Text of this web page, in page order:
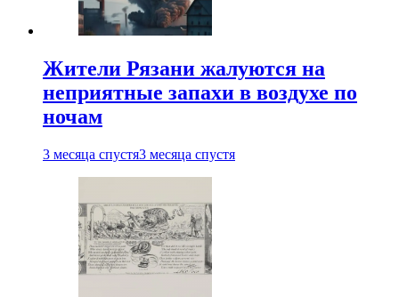
Жители Рязани жалуются на
неприятные запахи в воздухе по
ночам
3 месяца спустя3 месяца спустя